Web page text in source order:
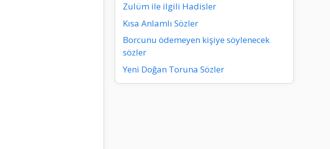
Zulüm ile ilgili Hadisler
Kısa Anlamlı Sözler
Borcunu ödemeyen kişiye söylenecek
sözler
Yeni Doğan Toruna Sözler